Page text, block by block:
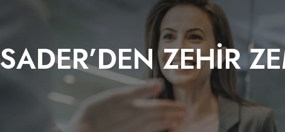
SADER’DEN ZEHİR